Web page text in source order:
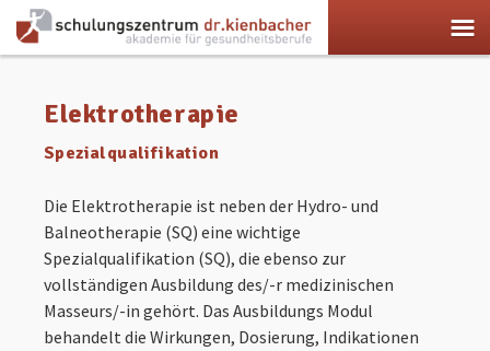
Skip
to
Elektrotherapie
Spezialqualifikation
Die Elektrotherapie ist neben der Hydro- und
Balneotherapie (SQ) eine wichtige
Spezialqualifikation (SQ), die ebenso zur
vollständigen Ausbildung des/-r medizinischen
Masseurs/-in gehört. Das Ausbildungs Modul
behandelt die Wirkungen, Dosierung, Indikationen